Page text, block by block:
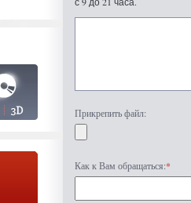
Прикрепить файл:
Как к Вам обращаться:*